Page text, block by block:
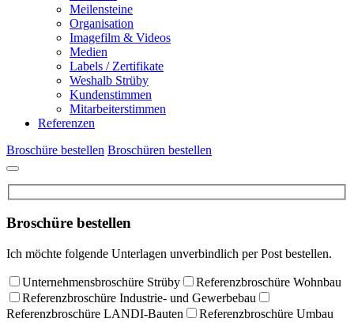
Meilensteine
Organisation
Imagefilm & Videos
Medien
Labels / Zertifikate
Weshalb Strüby
Kundenstimmen
Mitarbeiterstimmen
Referenzen
Broschüre bestellen Broschüren bestellen
Broschüre bestellen
Ich möchte folgende Unterlagen unverbindlich per Post bestellen.
Unternehmensbroschüre Strüby
Referenzbroschüre Wohnbau
Referenzbroschüre Industrie- und Gewerbebau
Referenzbroschüre LANDI-Bauten
Referenzbroschüre Umbau